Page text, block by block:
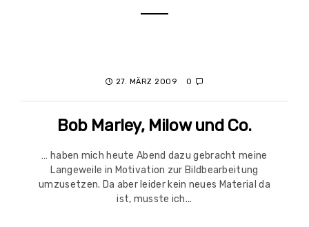
27. MÄRZ 2009 0
Bob Marley, Milow und Co.
… haben mich heute Abend dazu gebracht meine
Langeweile in Motivation zur Bildbearbeitung
umzusetzen. Da aber leider kein neues Material da
ist, musste ich...